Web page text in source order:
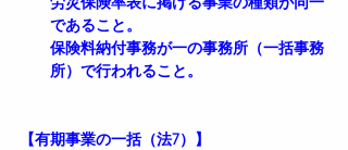
であること。
保険料納付事務が一の事務所（一括事務
所）で行われること。
【有期事業の一括（法7）】